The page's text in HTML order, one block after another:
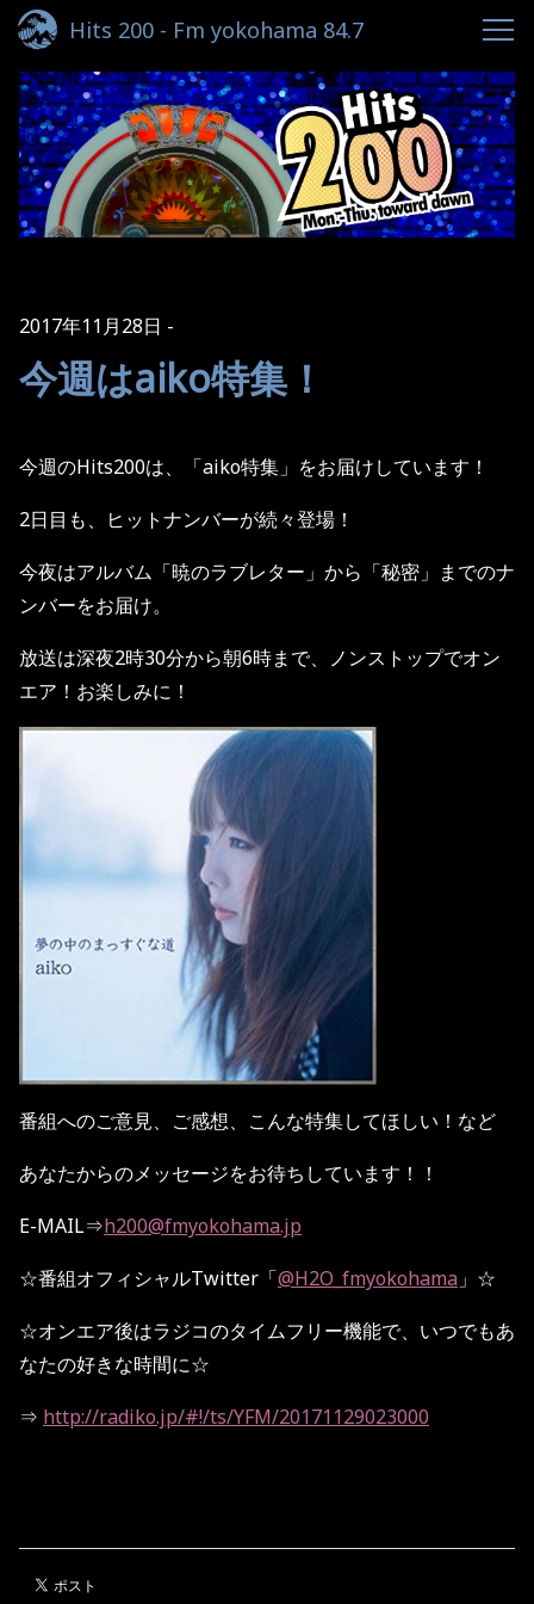
Hits 200 - Fm yokohama 84.7
2017年11月28日
今週はaiko特集！
今週のHits200は、「aiko特集」をお届けしています！
2日目も、ヒットナンバーが続々登場！
今夜はアルバム「暁のラブレター」から「秘密」までのナ
ンバーをお届け。
放送は深夜2時30分から朝6時まで、ノンストップでオン
エア！お楽しみに！
番組へのご意見、ご感想、こんな特集してほしい！など
あなたからのメッセージをお待ちしています！！
E-MAIL⇒h200@fmyokohama.jp
☆番組オフィシャルTwitter 「@H2O_fmyokohama 」 ☆
☆オンエア後はラジコのタイムフリー機能で、いつでもあ
なたの好きな時間に☆
⇒ http://radiko.jp/#!/ts/YFM/20171129023000